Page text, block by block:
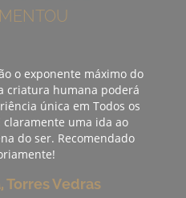
o exponente máximo do
criatura humana poderá
única em Todos os
claramente uma ida ao
do ser. Recomendado
Torres Vedras